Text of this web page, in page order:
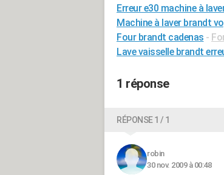
Erreur e30 machine à
Machine à laver brandt
Four brandt cadenas -
Lave vaisselle brandt
1 réponse
RÉPONSE 1 / 1
robin
30 nov. 2009 à 00:48